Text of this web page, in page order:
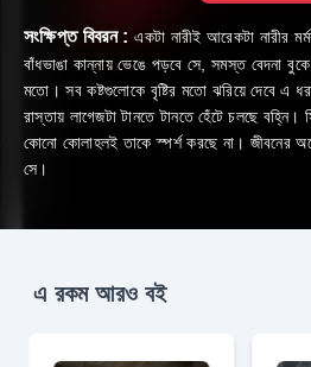
সংক্ষিপ্ত বিবরন : একটা নারীই আরেকটা নারীর
বাঁধভাঙা কান্নায় ভেঙে পড়বে সে, সমস্ত বেদনা
মতো। সব কষ্টগুলোকে বৃষ্টির মতো ঝরিয়ে দেবে এ
রাস্তায় লাগেজটা টানতে টানতে হেঁটে চলছে বহ্নি।
কোনো কোলাহলই তাকে স্পর্শ করছে না। জীবনের
সে।
এ রকম আরও বই